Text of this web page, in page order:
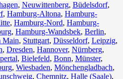
, Neuwittenberg, Büdelsdorf,
, Hamburg-Altona, Hamburg-
, Hamburg-Nord, Hamburg-
, Hamburg-Wandsbek, Berlin,
Main, Stuttgart, Düsseldorf, Leipzig,
, Dresden, Hannover, Nürnberg,
, Bielefeld, Bonn, Münster,
, Wiesbaden, Mönchengladbach,
, Chemnitz⁠, Halle (Saale),